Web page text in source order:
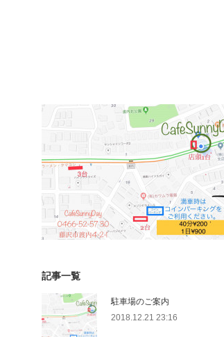
記事一覧
駐車場のご案内
2018.12.21 23:16